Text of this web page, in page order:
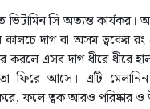
সি অত্যন্ত কার্যকর।
কালচে দাগ বা অসম ত্বকের রং
করলে এসব দাগ ধীরে ধীরে
ফিরে আসে। এটি
ফলে ত্বক আরও পরিষ্কার ও